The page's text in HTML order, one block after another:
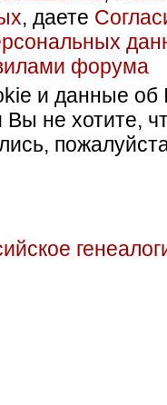
, даете
форума
и данные об
Вы не хотите,